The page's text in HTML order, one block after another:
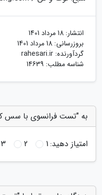
انتشار: 18 مرداد 1401
بروزرسانی: 18 مرداد 1401
گردآورنده: rahesari.ir
شناسه مطلب: 14639
به "تست فرانسوی با سس
امتیاز دهید:1
2
3